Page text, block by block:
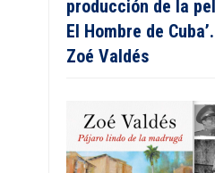
producción de la
El Hombre de
Zoé Valdés